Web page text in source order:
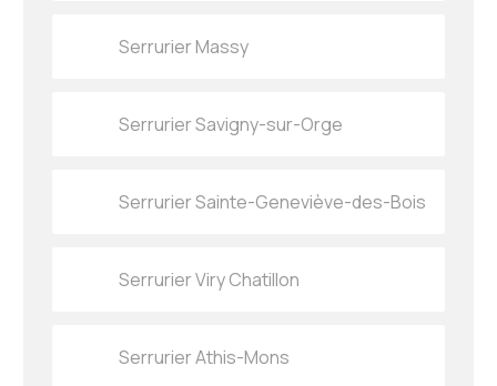
Serrurier Massy
Serrurier Savigny-sur-Orge
Serrurier Sainte-Geneviève-des-Bois
Serrurier Viry Chatillon
Serrurier Athis-Mons